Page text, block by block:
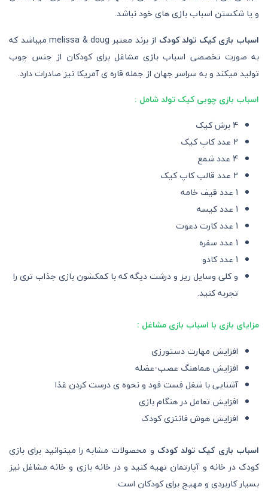
و یا شکستن اسباب بازی های خود نباشد.
اسباب بازی کیک تولد کودک
از برند معتبر melissa & doug میباشد که
به صورت تخصصی اسباب بازی مشاغل برای کودکان از جنس چوب
تولید میکند و به سراسر جهان از جمله قاره ی آمریکا نیز صادرات دارد.
اسباب بازی چوبی کیک تولد شامل :
4 برش کیک
2 عدد کاپ کیک
4 عدد شمع
2 عدد قالب کاپ کیک
1 عدد قیف خامه
1 عدد کیسه
1 عدد کارت دعوت
1 عدد سفره
1 عدد کادو
و کلی وسایل ریز و درشت دیگه که با کمکشون بازی جذاب تری را
تجربه کنید.
مزایای بازی با اسباب بازی مشاغل :
افزایش مهارت دستورزی
افزایش هماهنگ عصب-عضله
آشنایی با شغل فست فود و نحوه ی درست کردن غذا
افزایش تعامل در هنگام بازی
افزایش هوش فانتزی کودک
اسباب بازی کیک تولد کودک و محصولات مشابه را میتوانید برای بازی
کودک در خانه و آپارتمان تهیه کنید و در خانه بازی و خانه مشاغل نیز
بسیار کاربردی و مهیج برای کودکان است.